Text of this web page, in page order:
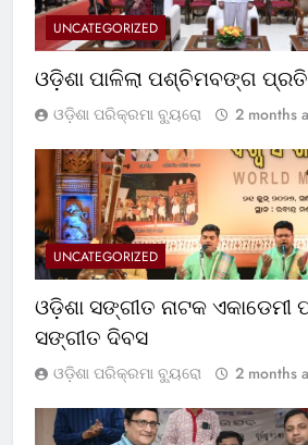
UNCATEGORIZED
ଓଡ଼ିଶା ପାଳିଲା ପଶ୍ଚିମବଙ୍ଗ
ଓଡ଼ିଶା ପରିକ୍ରମା ବ୍ୟୁରୋ 2 months
UNCATEGORIZED
ଓଡ଼ିଶା ସଙ୍ଗୀତ ନାଟକ
ସଙ୍ଗୀତ ଦିବସ
ଓଡ଼ିଶା ପରିକ୍ରମା ବ୍ୟୁରୋ 2 months